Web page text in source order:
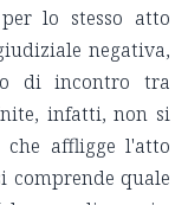
lo stesso atto
negativa,
di incontro tra
infatti, non si
affligge l'atto
comprende quale